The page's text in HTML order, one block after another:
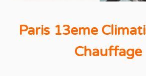
Paris 13eme
Chauffage